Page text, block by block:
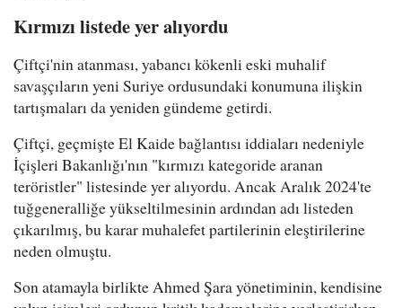
Kırmızı listede yer alıyordu
Çiftçi'nin atanması, yabancı kökenli eski muhalif
savaşçıların yeni Suriye ordusundaki konumuna ilişkin
tartışmaları da yeniden gündeme getirdi.
Çiftçi, geçmişte El Kaide bağlantısı iddiaları nedeniyle
İçişleri Bakanlığı'nın "kırmızı kategoride aranan
teröristler" listesinde yer alıyordu. Ancak Aralık 2024'te
tuğgeneralliğe yükseltilmesinin ardından adı listeden
çıkarılmış, bu karar muhalefet partilerinin eleştirilerine
neden olmuştu.
Son atamayla birlikte Ahmed Şara yönetiminin, kendisine